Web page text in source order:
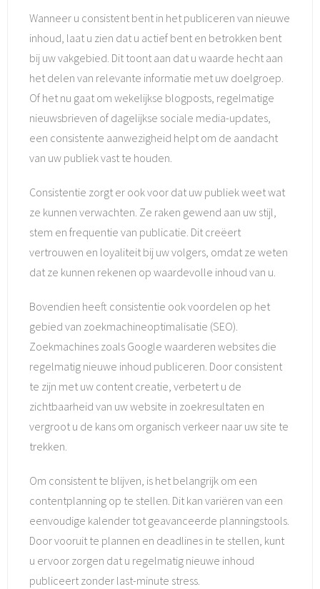
Wanneer u consistent bent in het publiceren van nieuwe
inhoud, laat u zien dat u actief bent en betrokken bent
bij uw vakgebied. Dit toont aan dat u waarde hecht aan
het delen van relevante informatie met uw doelgroep.
Of het nu gaat om wekelijkse blogposts, regelmatige
nieuwsbrieven of dagelijkse sociale media-updates,
een consistente aanwezigheid helpt om de aandacht
van uw publiek vast te houden.
Consistentie zorgt er ook voor dat uw publiek weet wat
ze kunnen verwachten. Ze raken gewend aan uw stijl,
stem en frequentie van publicatie. Dit creëert
vertrouwen en loyaliteit bij uw volgers, omdat ze weten
dat ze kunnen rekenen op waardevolle inhoud van u.
Bovendien heeft consistentie ook voordelen op het
gebied van zoekmachineoptimalisatie (SEO).
Zoekmachines zoals Google waarderen websites die
regelmatig nieuwe inhoud publiceren. Door consistent
te zijn met uw content creatie, verbetert u de
zichtbaarheid van uw website in zoekresultaten en
vergroot u de kans om organisch verkeer naar uw site te
trekken.
Om consistent te blijven, is het belangrijk om een
contentplanning op te stellen. Dit kan variëren van een
eenvoudige kalender tot geavanceerde planningstools.
Door vooruit te plannen en deadlines in te stellen, kunt
u ervoor zorgen dat u regelmatig nieuwe inhoud
publiceert zonder last-minute stress.